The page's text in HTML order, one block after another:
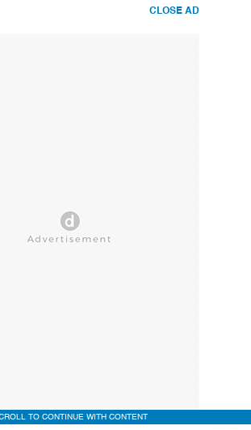
CLOSE AD
TO CONTINUE WITH CONTENT